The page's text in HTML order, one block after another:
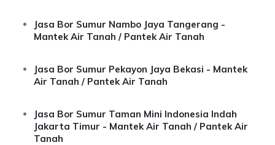
Jasa Bor Sumur Nambo Jaya Tangerang -
Mantek Air Tanah / Pantek Air Tanah
Jasa Bor Sumur Pekayon Jaya Bekasi - Mantek
Air Tanah / Pantek Air Tanah
Jasa Bor Sumur Taman Mini Indonesia Indah
Jakarta Timur - Mantek Air Tanah / Pantek Air
Tanah